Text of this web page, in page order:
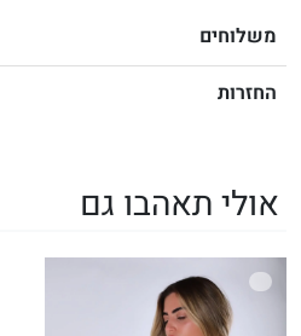
משלוחים
החזרות
אולי תאהבו גם